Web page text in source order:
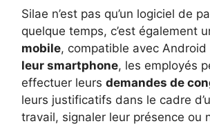
Silae n’est pas qu’un logiciel de
quelque temps, c’est également
mobile, compatible avec Android
leur smartphone, les employés
effectuer leurs demandes de
leurs justificatifs dans le cadre
travail, signaler leur présence ou